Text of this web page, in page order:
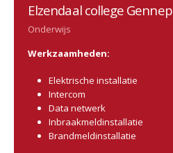
Elzendaal college Gennep
Onderwijs
Werkzaamheden:
Elektrische installatie
Intercom
Data netwerk
Inbraakmeldinstallatie
Brandmeldinstallatie